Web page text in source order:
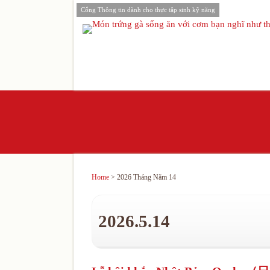
Cổng Thông tin dành cho thực tập sinh kỹ năng
Home > 2026 Tháng Năm 14
2026.5.14